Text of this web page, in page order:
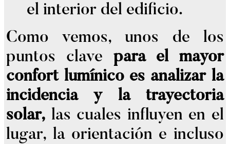
el interior del edificio.
Como vemos, unos de los
puntos clave para el mayor
confort lumínico es analizar la
incidencia y la trayectoria
solar, las cuales influyen en el
lugar, la orientación e incluso